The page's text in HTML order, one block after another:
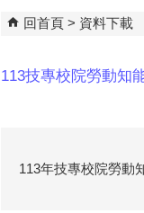
回首頁 資料下載
113技專校院勞動知
113年技專校院勞動